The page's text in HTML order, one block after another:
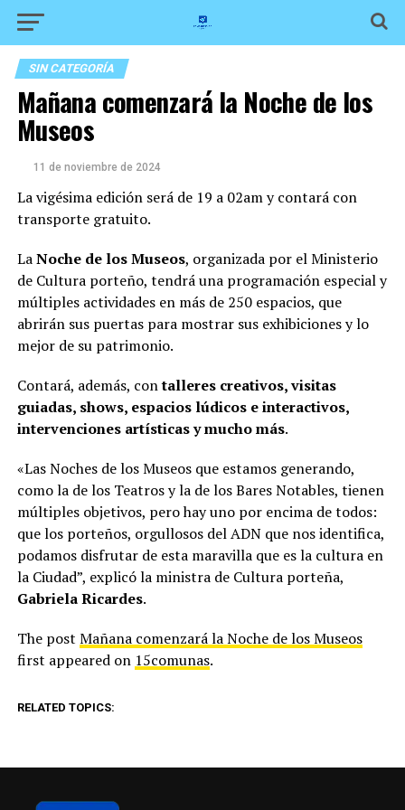
SIN CATEGORÍA
Mañana comenzará la Noche de los
Museos
11 de noviembre de 2024
La vigésima edición será de 19 a 02am y contará con
transporte gratuito.
LaNoche de los Museos, organizada por el Ministerio
de Cultura porteño, tendrá una programación especial y
múltiples actividades en más de 250 espacios, que
abrirán sus puertas para mostrar sus exhibiciones y lo
mejor de su patrimonio.
Contará, además, contalleres creativos, visitas
guiadas, shows, espacios lúdicos e interactivos,
intervenciones artísticas y mucho más.
«Las Noches de los Museos que estamos generando,
como la de los Teatros y la de los Bares Notables, tienen
múltiples objetivos, pero hay uno por encima de todos:
que los porteños, orgullosos del ADN que nos identifica,
podamos disfrutar de esta maravilla que es la cultura en
la Ciudad”, explicó la ministra de Cultura porteña,
Gabriela Ricardes.
The post Mañana comenzará la Noche de los Museos
first appeared on 15comunas.
RELATED TOPICS: